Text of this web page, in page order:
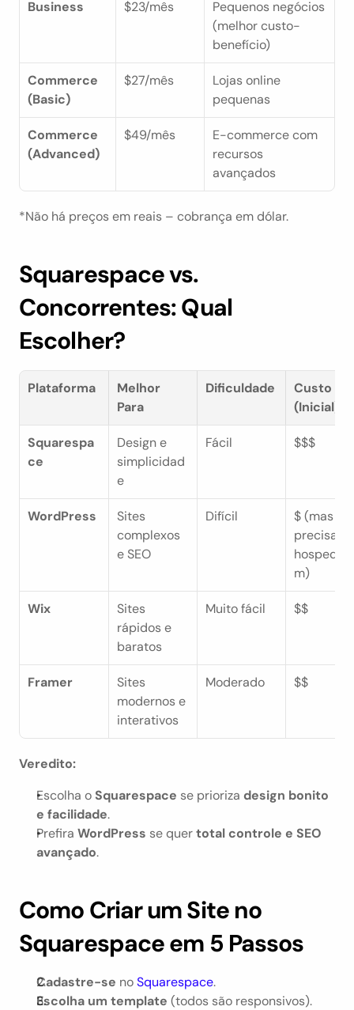
Business $23/mês
Pequenos negócios
(melhor custo-
benefício)
Commerce
(Basic)
$27/mês
Lojas online
pequenas
Commerce
(Advanced)
$49/mês
E-commerce com
recursos
avançados
*Não há preços em reais – cobrança em dólar.
Squarespace vs.
Concorrentes: Qual
Escolher?
Plataforma
Melhor
Para
Dificuldade
Custo
(Inicial)
Squarespa
ce
Design e
simplicidad
e
Fácil $$$
WordPress
Sites
complexos
e SEO
Difícil
$ (mas
precisa
m)
Wix
Sites
rápidos e
baratos
Muito fácil $$
Framer
Sites
modernos e
interativos
Moderado $$
Veredito:
Escolha o Squarespace se prioriza design bonito
e facilidade.
Prefira WordPress se quer total controle e SEO
avançado.
Como Criar um Site no
Squarespace em 5 Passos
Cadastre-se no Squarespace.
Escolha um template (todos são responsivos).